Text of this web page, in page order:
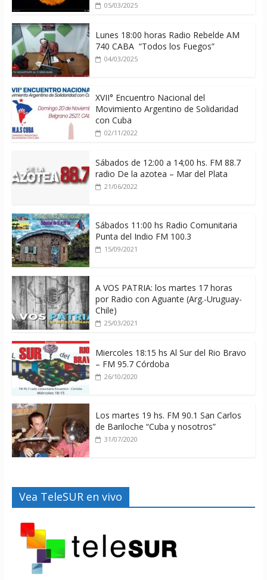
05/03/2025
Lunes 18:00 horas Radio Rebelde AM
740 CABA “Todos los Fuegos”
04/03/2025
XVII° Encuentro Nacional del
Movimiento Argentino de Solidaridad
con Cuba
02/11/2022
Sábados de 12:00 a 14;00 hs. FM 88.7
radio De la azotea – Mar del Plata
21/06/2022
Sábados 11:00 hs Radio Comunitaria
Punta del Indio FM 100.3
15/09/2021
A VOS PATRIA: los martes 17 horas
por Radio con Aguante (Arg.-Uruguay-
Chile)
25/03/2021
Miercoles 18:15 hs Al Sur del Rio Bravo
– FM 95.7 Córdoba
26/10/2020
Los martes 19 hs. FM 90.1 San Carlos
de Bariloche “Cuba y nosotros”
31/07/2020
Vea TeleSUR en vivo